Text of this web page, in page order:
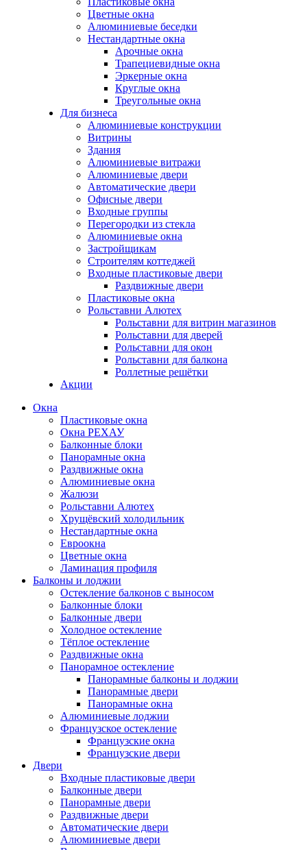
Цветные окна
Алюминиевые беседки
Нестандартные окна
Арочные окна
Трапециевидные окна
Эркерные окна
Круглые окна
Треугольные окна
Для бизнеса
Алюминиевые конструкции
Витрины
Здания
Алюминиевые витражи
Алюминиевые двери
Автоматические двери
Офисные двери
Входные группы
Перегородки из стекла
Алюминиевые окна
Застройщикам
Строителям коттеджей
Входные пластиковые двери
Раздвижные двери
Пластиковые окна
Рольставни Алютех
Рольставни для витрин магазинов
Рольставни для дверей
Рольставни для окон
Рольставни для балкона
Роллетные решётки
Акции
Окна
Пластиковые окна
Окна РЕХАУ
Балконные блоки
Панорамные окна
Раздвижные окна
Алюминиевые окна
Жалюзи
Рольставни Алютех
Хрущёвский холодильник
Нестандартные окна
Евроокна
Цветные окна
Ламинация профиля
Балконы и лоджии
Остекление балконов с выносом
Балконные блоки
Балконные двери
Холодное остекление
Тёплое остекление
Раздвижные окна
Панорамное остекление
Панорамные балконы и лоджии
Панорамные двери
Панорамные окна
Алюминиевые лоджии
Французское остекление
Французские окна
Французские двери
Двери
Входные пластиковые двери
Балконные двери
Панорамные двери
Раздвижные двери
Автоматические двери
Алюминиевые двери